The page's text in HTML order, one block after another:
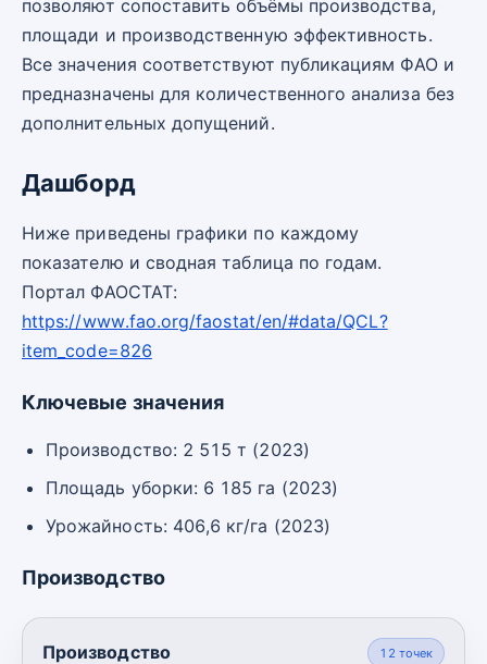
позволяют сопоставить объёмы производства,
площади и производственную эффективность.
Все значения соответствуют публикациям ФАО и
предназначены для количественного анализа без
дополнительных допущений.
Дашборд
Ниже приведены графики по каждому
показателю и сводная таблица по годам.
Портал ФАОСТАТ:
https://www.fao.org/faostat/en/#data/QCL?
item_code=826
Ключевые значения
Производство: 2 515 т (2023)
Площадь уборки: 6 185 га (2023)
Урожайность: 406,6 кг/га (2023)
Производство
Производство 12 точек